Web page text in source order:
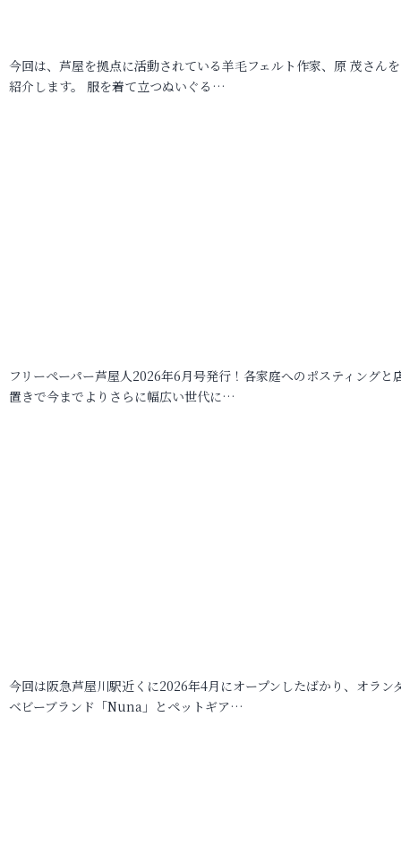
今回は、芦屋を拠点に活動されている羊毛フェルト作家、原 茂さん
紹介します。 服を着て立つぬいぐる…
フリーペーパー芦屋人2026年6月号発行！各家庭へのポスティングと
置きで今までよりさらに幅広い世代に…
今回は阪急芦屋川駅近くに2026年4月にオープンしたばかり、オラン
ベビーブランド「Nuna」とペットギア…